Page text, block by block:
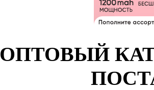
ОПТОВЫЙ